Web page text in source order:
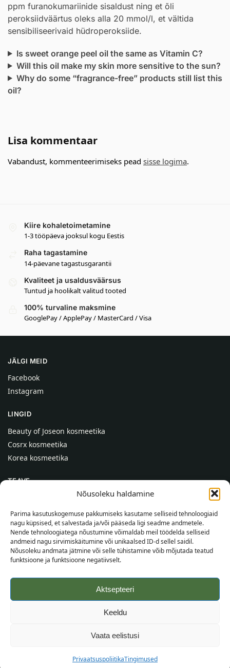
Nõusoleku haldamine
Parima kasutuskogemuse pakkumiseks kasutame selliseid tehnoloogiaid
nagu küpsised, et salvestada ja/või pääseda ligi seadme andmetele.
Nende tehnoloogiatega nõustumine võimaldab meil töödelda selliseid
andmeid nagu sirvimiskäitumine või unikaalsed ID-d sellel saidil.
Nõusoleku andmata jätmine või selle tühistamine võib mõjutada teatud
funktsioone ja funktsioone negatiivselt.
Aktsepteeri
Keeldu
Vaata eelistusi
PrivaatsuspoliitikaTingimused
ppm furanokumariinide sisaldust ning et õli
peroksiidväärtus oleks alla 20 mmol/l, et vältida
sensibiliseerivaid hüdroperoksiide.
Is sweet orange peel oil the same as Vitamin C?
Will this oil make my skin more sensitive to the sun?
Why do some “fragrance-free” products still list this
oil?
Lisa kommentaar
Vabandust, kommenteerimiseks pead sisse logima.
Kiire kohaletoimetamine
1-3 tööpäeva jooksul kogu Eestis
Raha tagastamine
14-päevane tagastusgarantii
Kvaliteet ja usaldusväärsus
Tuntud ja hoolikalt valitud tooted
100% turvaline maksmine
GooglePay / ApplePay / MasterCard / Visa
JÄLGI MEID
Facebook
Instagram
LINGID
Beauty of Joseon kosmeetika
Cosrx kosmeetika
Korea kosmeetika
TEAVE
Kontaktid
Abi
TEAVE OSTJALE
Tarnetingimused
Tingimused
Veebikaart